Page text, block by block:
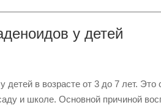
у детей
в возрасте от 3 до 7 лет.
и школе. Основной причиной